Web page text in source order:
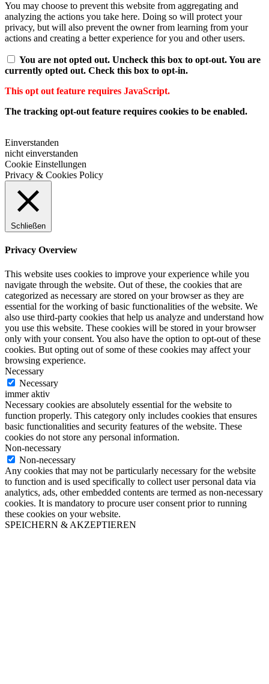
You may choose to prevent this website from aggregating and
analyzing the actions you take here. Doing so will protect your
privacy, but will also prevent the owner from learning from your
actions and creating a better experience for you and other users.
You are not opted out. Uncheck this box to opt-out.You are
currently opted out. Check this box to opt-in.
This opt out feature requires JavaScript.
The tracking opt-out feature requires cookies to be enabled.
Einverstanden
nicht einverstanden
Cookie Einstellungen
Privacy & Cookies Policy
Schließen
Privacy Overview
This website uses cookies to improve your experience while you
navigate through the website. Out of these, the cookies that are
categorized as necessary are stored on your browser as they are
essential for the working of basic functionalities of the website. We
also use third-party cookies that help us analyze and understand how
you use this website. These cookies will be stored in your browser
only with your consent. You also have the option to opt-out of these
cookies. But opting out of some of these cookies may affect your
browsing experience.
Necessary
Necessary
immer aktiv
Necessary cookies are absolutely essential for the website to
function properly. This category only includes cookies that ensures
basic functionalities and security features of the website. These
cookies do not store any personal information.
Non-necessary
Non-necessary
Any cookies that may not be particularly necessary for the website
to function and is used specifically to collect user personal data via
analytics, ads, other embedded contents are termed as non-necessary
cookies. It is mandatory to procure user consent prior to running
these cookies on your website.
SPEICHERN & AKZEPTIEREN